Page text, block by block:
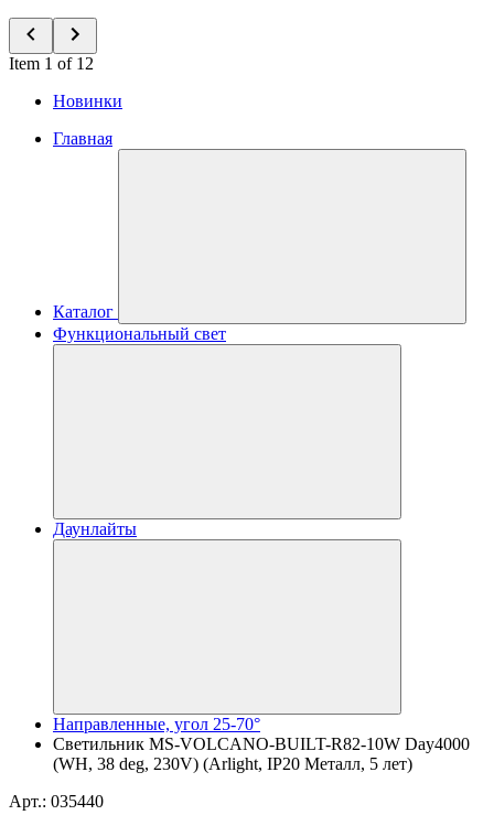
Item 1 of 12
Новинки
Главная
Каталог
Функциональный свет
Даунлайты
Направленные, угол 25-70°
Светильник MS-VOLCANO-BUILT-R82-10W Day4000
(WH, 38 deg, 230V) (Arlight, IP20 Металл, 5 лет)
Арт.: 035440